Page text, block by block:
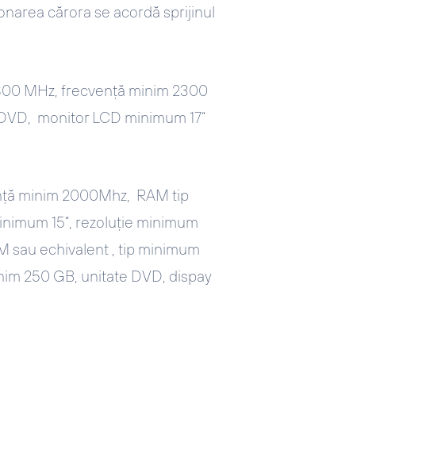
cărora se acordă sprijinul
MHz, frecvență minim 2300
monitor LCD minimum 17“
minim 2000Mhz, RAM tip
15“, rezoluție minimum
sau echivalent , tip minimum
250 GB, unitate DVD, dispay